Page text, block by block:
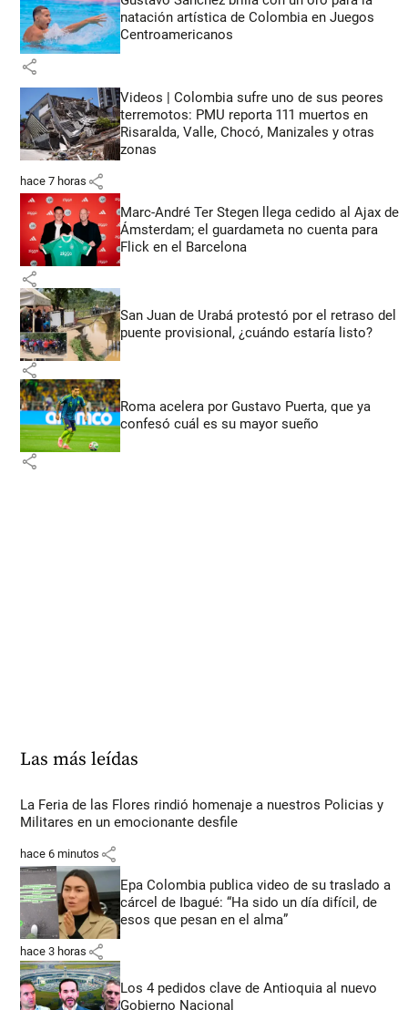
natación artística de Colombia en Juegos
Centroamericanos
share
Videos | Colombia sufre uno de sus peores
terremotos: PMU reporta 111 muertos en
Risaralda, Valle, Chocó, Manizales y otras
zonas
hace 7 horas share
Marc-André Ter Stegen llega cedido al Ajax de
Ámsterdam; el guardameta no cuenta para
Flick en el Barcelona
share
San Juan de Urabá protestó por el retraso del
puente provisional, ¿cuándo estaría listo?
share
Roma acelera por Gustavo Puerta, que ya
confesó cuál es su mayor sueño
share
Las más leídas
La Feria de las Flores rindió homenaje a nuestros Policias y
Militares en un emocionante desfile
hace 6 minutos share
Epa Colombia publica video de su traslado a
cárcel de Ibagué: “Ha sido un día difícil, de
esos que pesan en el alma”
hace 3 horas share
Los 4 pedidos clave de Antioquia al nuevo
Gobierno Nacional